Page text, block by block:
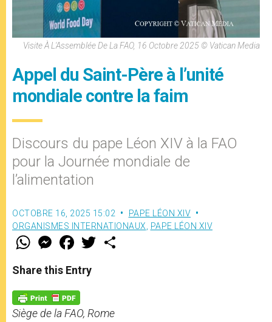
Visite À L'Assemblée De La FAO, 16 Octobre 2025 © Vatican Media
Appel du Saint-Père à l’unité
mondiale contre la faim
Discours du pape Léon XIV à la FAO
pour la Journée mondiale de
l’alimentation
OCTOBRE 16, 2025 15:02
PAPE LÉON XIV
ORGANISMES INTERNATIONAUX
PAPE LÉON XIV
W
t
s
p
p
M
e
s
e
g
e
r
F
a
e
b
o
k
w
Share this Entry
Siège de la FAO, Rome